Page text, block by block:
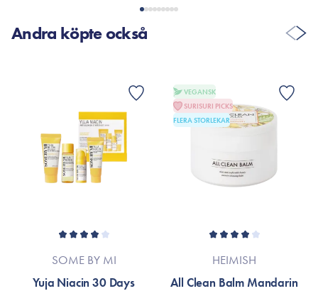
Andra köpte också
SOME BY MI
Yuja Niacin 30 Days
VEGANSK
SURISURI PICKS
FLERA STORLEKAR
HEIMISH
All Clean Balm Mandarin